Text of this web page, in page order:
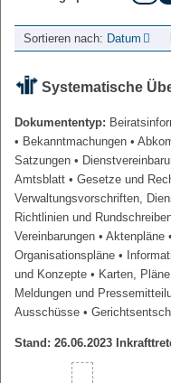
Sortieren nach: Datum
Systematische
Dokumententyp:
• Bekanntmachungen •
Satzungen •
Amtsblatt • Gesetze und
Verwaltungsvorschriften,
Richtlinien und
Vereinbarungen • Aktenpläne
Organisationspläne •
und Konzepte • Karten,
Meldungen und
Ausschüsse •
Stand: 26.06.2023